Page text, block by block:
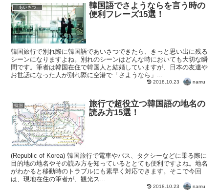
「あいさつ」
韓国語でさようならを言う時の
便利フレーズ15選！
韓国旅行で別れ際に韓国語であいさつできたら、きっと思い出に残る
シーンになりますよね。別れのシーンはどんな時においても大切な瞬
間です。筆者は韓国在住で韓国人と結婚していますが、日本の友達や
お世話になった人が別れ際に空港で「さようなら」...
2018.10.23 namu
韓国
旅行で超役立つ韓国語の地名の
読み方15選！
(Republic of Korea) 韓国旅行で電車やバス、タクシーなどに乗る際に
目的地の地名やその読み方を知っているととても便利ですよね。地名
がわかると移動時のトラブルにも素早く対応できます。そこで今回
は、現地在住の筆者が、観光ス...
2018.10.23 namu